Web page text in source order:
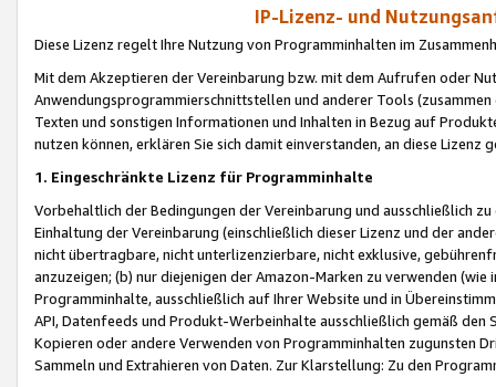
IP-Lizenz- und
Diese Lizenz regelt Ihre Nutzung von Programminhalten im
Mit dem Akzeptieren der Vereinbarung bzw. mit dem Aufrufen oder
Anwendungsprogrammierschnittstellen und anderer Tools (zusammen
Texten und sonstigen Informationen und Inhalten in Bezug auf
nutzen können, erklären Sie sich damit einverstanden, an diese Lizenz
1. Eingeschränkte Lizenz für Programminhalte
Vorbehaltlich der Bedingungen der Vereinbarung und ausschließlich
Einhaltung der Vereinbarung (einschließlich dieser Lizenz und der
nicht übertragbare, nicht unterlizenzierbare, nicht exklusive,
anzuzeigen; (b) nur diejenigen der Amazon-Marken zu verwenden
Programminhalte, ausschließlich auf Ihrer Website und in
API, Datenfeeds und Produkt-Werbeinhalte ausschließlich gemäß
Kopieren oder andere Verwenden von Programminhalten zugunsten
Sammeln und Extrahieren von Daten. Zur Klarstellung: Zu den